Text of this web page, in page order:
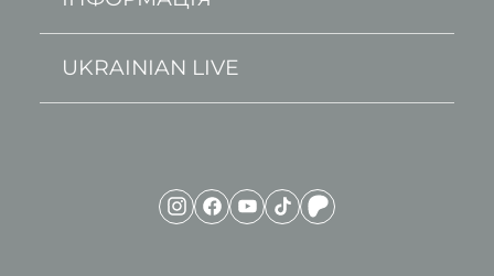
UKRAINIAN LIVE